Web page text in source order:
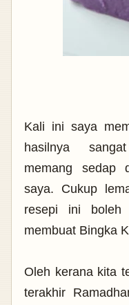
Kali ini saya
hasilnya
memang sedap
saya. Cukup
resepi ini boleh
membuat Bingka
Oleh kerana kita
terakhir